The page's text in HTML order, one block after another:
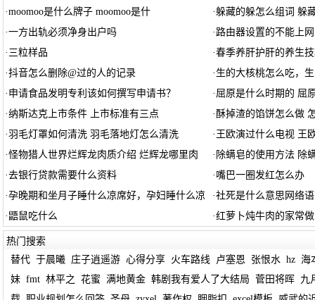
·moomoo是什么牌子 moomoo是什 ·躲藏的躲怎么组词 躲
·一方出轨必须净身出户吗 · 路由器设置的不能上
· 三粒样品 ·春季养肝护肝的养生
·抖音怎么删除@过的人的记录 · 生的大核桃怎么吃，
· 申请食品发明专利该如何撰写申请书？ · 屈原是什么时期的 屈
·纳斯达克上市条件 上市标准有三点 ·酥掉渣的馅饼怎么做
·羽毛灯罩如何清洗 羽毛落地灯怎么清洗 · 王欧演过什么电视 王
·怪物猎人世界烂辉龙肉质介绍 烂辉龙哪里肉 · 除螨皂的使用方法 除
·去银行贷款需要什么资料 · 嘴巴一圈发红怎么办
·孕晚期和坐月子睡什么凉席好，孕妇睡什么凉 ·社死是什么意思网络
· 鼯鼠吃什么 ·红萝卜炖牛肉的家常
热门搜索
替代 于晨曦 庄子逍遥游 心得分享 火车路线 卢塞恩 张恨水 hz 海
妹 fmt 林平之 花蜜 满地黄金 韩剧我有爱人了大结局 菅田将晖
九